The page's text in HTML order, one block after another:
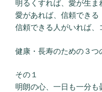
明るくすれば、愛が生ま
愛があれば、信頼できる
信頼できる人がいれば、
健康・長寿のための３つ
その１
明朗の心、一日も一分も